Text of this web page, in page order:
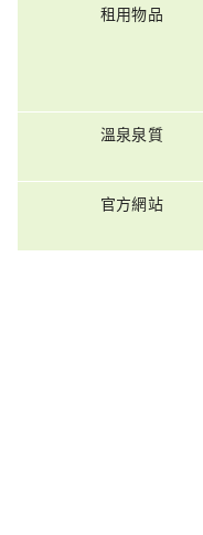
租用物品
溫泉泉質
官方網站